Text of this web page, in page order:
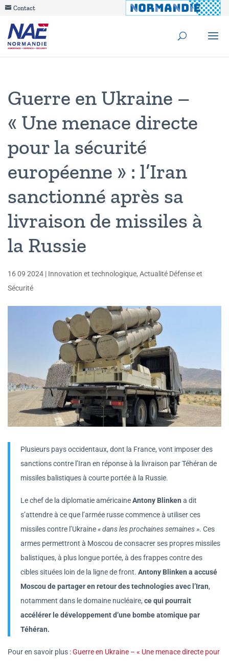
Contact
Guerre en Ukraine –
« Une menace directe
pour la sécurité
européenne » : l’Iran
sanctionné après sa
livraison de missiles à
la Russie
16 09 2024 | Innovation et technologique, Actualité Défense et
Sécurité
Plusieurs pays occidentaux, dont la France, vont imposer des
sanctions contre l’Iran en réponse à la livraison par Téhéran de
missiles balistiques à courte portée à la Russie.
Le chef de la diplomatie américaineAntony Blinken a dit
s’attendre à ce que l’armée russe commence à utiliser ces
missiles contre l’Ukraine« dans les prochaines semaines ». Ces
armes permettront à Moscou de consacrer ses propres missiles
balistiques, à plus longue portée, à des frappes contre des
cibles situées loin de la ligne de front. Antony Blinken a accusé
Moscou de partager en retour des technologies avec l’Iran,
notamment dans le domaine nucléaire, ce qui pourrait
accélérer le développement d’une bombe atomique par
Téhéran.
Pour en savoir plus :Guerre en Ukraine – « Une menace directe pour